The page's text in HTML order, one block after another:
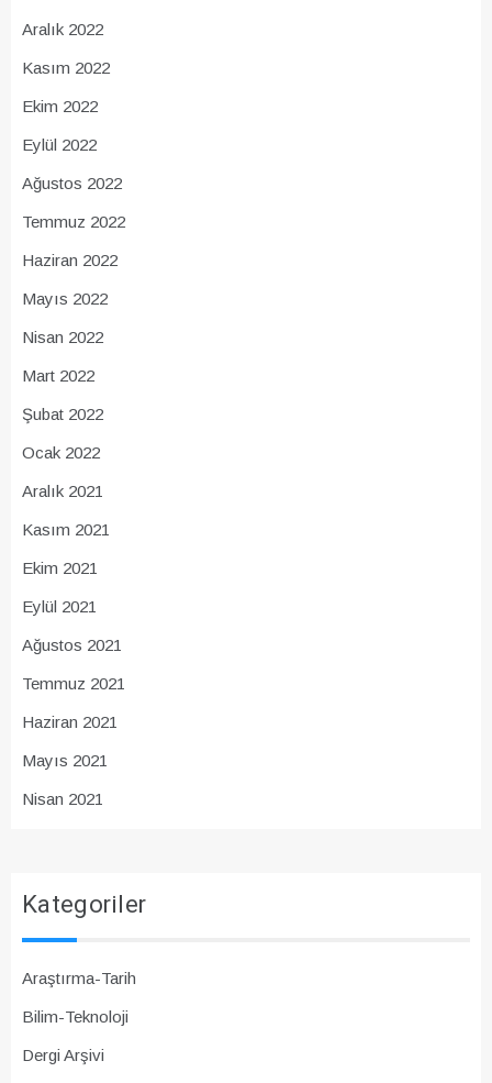
Aralık 2022
Kasım 2022
Ekim 2022
Eylül 2022
Ağustos 2022
Temmuz 2022
Haziran 2022
Mayıs 2022
Nisan 2022
Mart 2022
Şubat 2022
Ocak 2022
Aralık 2021
Kasım 2021
Ekim 2021
Eylül 2021
Ağustos 2021
Temmuz 2021
Haziran 2021
Mayıs 2021
Nisan 2021
Kategoriler
Araştırma-Tarih
Bilim-Teknoloji
Dergi Arşivi